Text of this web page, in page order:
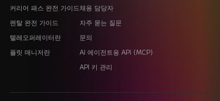
커리어 패스 완전 가이드
렌탈 완전 가이드
텔레오퍼레이터란
플릿 매니저란
채용 담당자
자주 묻는 질문
문의
AI 에이전트용 API (MCP)
API 키 관리